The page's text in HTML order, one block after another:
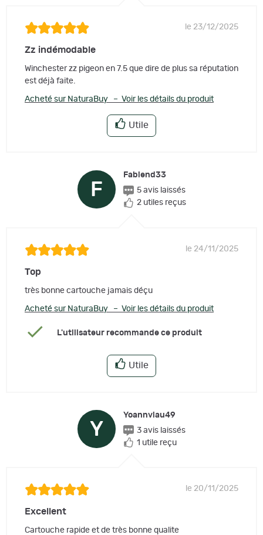
le 23/12/2025
Zz indémodable
Winchester zz pigeon en 7.5 que dire de plus sa réputation
est déjà faite.
Acheté sur NaturaBuy – Voir les détails du produit
Utile
F
Fabiend33
5 avis laissés
2 utiles reçus
le 24/11/2025
Top
très bonne cartouche jamais déçu
Acheté sur NaturaBuy – Voir les détails du produit
L'utilisateur recommande ce produit
Utile
Y
Yoannviau49
3 avis laissés
1 utile reçu
le 20/11/2025
Excellent
Cartouche rapide et de très bonne qualite